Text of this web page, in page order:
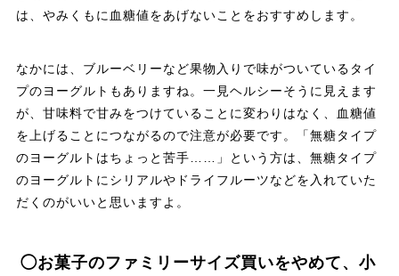
は、やみくもに血糖値をあげないことをおすすめします。
なかには、ブルーベリーなど果物入りで味がついているタイ
プのヨーグルトもありますね。一見ヘルシーそうに見えます
が、甘味料で甘みをつけていることに変わりはなく、血糖値
を上げることにつながるので注意が必要です。「無糖タイプ
のヨーグルトはちょっと苦手……」という方は、無糖タイプ
のヨーグルトにシリアルやドライフルーツなどを入れていた
だくのがいいと思いますよ。
◯お菓子のファミリーサイズ買いをやめて、小